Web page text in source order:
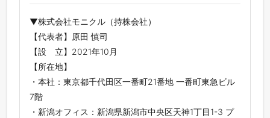
▼株式会社モニクル（持株会社）
【代表者】原田 慎司
【設 立】2021年10月
【所在地】
・本社：東京都千代田区一番町21番地 一番町東急ビル
7階
・新潟オフィス：新潟県新潟市中央区天神1丁目1-3 プ